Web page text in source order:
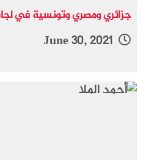
جزائري ومصري وتونسية في